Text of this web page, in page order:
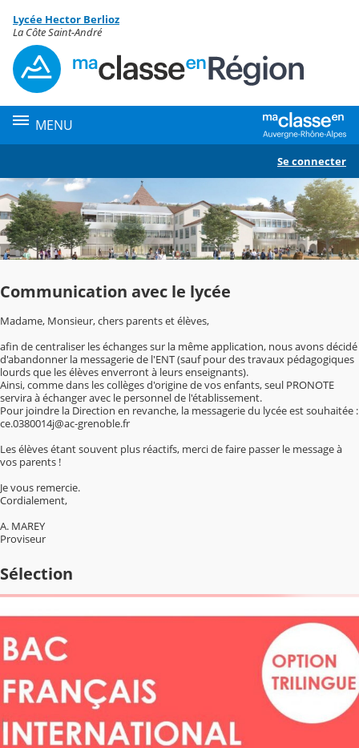
Contenu
Lycée Hector Berlioz
La Côte Saint-André
MENU
Se connecter
Communication avec le lycée
Madame, Monsieur, chers parents et élèves,
afin de centraliser les échanges sur la même application, nous avons décidé
d'abandonner la messagerie de l'ENT (sauf pour des travaux pédagogiques
lourds que les élèves enverront à leurs enseignants).
Ainsi, comme dans les collèges d'origine de vos enfants, seul PRONOTE
servira à échanger avec le personnel de l'établissement.
Pour joindre la Direction en revanche, la messagerie du lycée est souhaitée :
ce.0380014j@ac-grenoble.fr
Les élèves étant souvent plus réactifs, merci de faire passer le message à
vos parents !
Je vous remercie.
Cordialement,
A. MAREY
Proviseur
Sélection